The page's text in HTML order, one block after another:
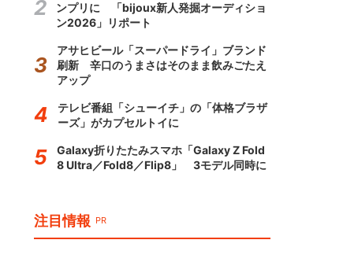
ンプリに 「bijoux新人発掘オーディショ
ン2026」リポート
アサヒビール「スーパードライ」ブランド
刷新 辛口のうまさはそのまま飲みごたえ
アップ
テレビ番組「シューイチ」の「体格ブラザ
ーズ」がカプセルトイに
Galaxy折りたたみスマホ「Galaxy Z Fold
8 Ultra／Fold8／Flip8」 3モデル同時に
注目情報 PR